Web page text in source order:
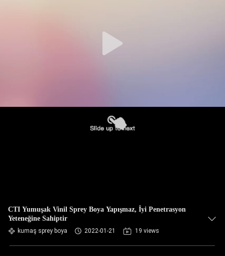
CTI Yumuşak Vinil Sprey Boya Yapışmaz, İyi Penetrasyon
Yeteneğine Sahiptir
kumaş sprey boya 2022-01-21 19 views